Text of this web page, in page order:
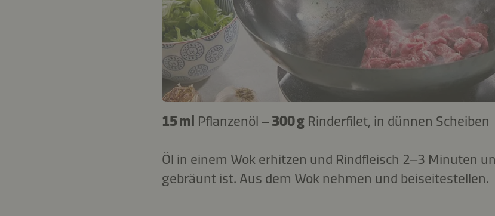
15 ml Pflanzenöl – 300 g Rinderfilet, in dünnen Scheiben
Öl in einem Wok erhitzen und Rindfleisch 2–3 Minuten
gebräunt ist. Aus dem Wok nehmen und beiseitestellen.